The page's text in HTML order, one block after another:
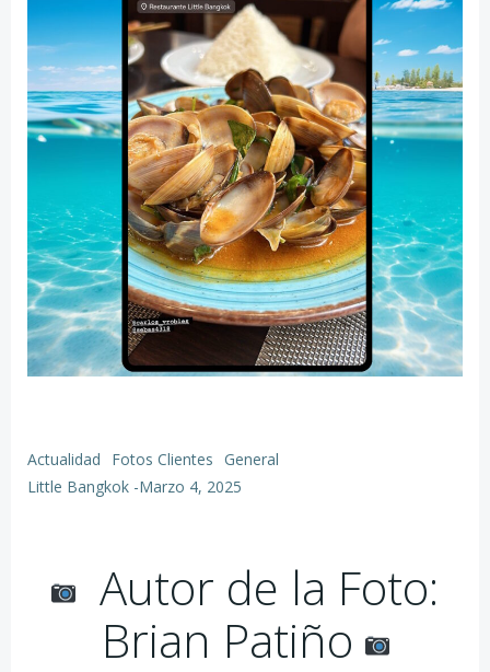
Actualidad Fotos Clientes
General
Little Bangkok -Marzo 4, 2025
Autor de la Foto:
Brian Patiño